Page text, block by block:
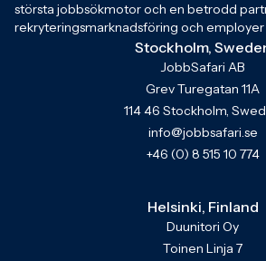
största jobbsökmotor och en betrodd
rekryteringsmarknadsföring och
Stockholm,
JobbSafari AB
Grev Turegatan 11A
114 46 Stockholm,
info@jobbsafari.se
+46 (0) 8 515 10 774
Helsinki, Finland
Duunitori Oy
Toinen Linja 7